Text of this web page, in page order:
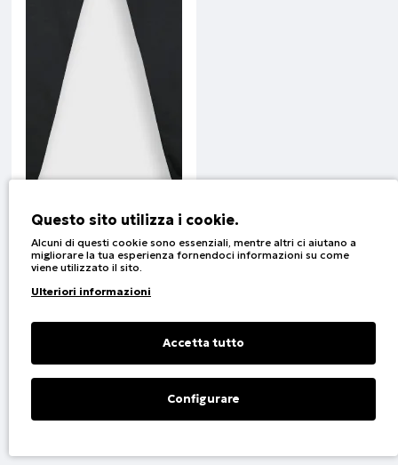
Set PAOK FC | Nero
Codice: 400-030-0
1 2
Questo sito utilizza i cookie.
Alcuni di questi cookie sono essenziali, mentre altri ci aiutano a
migliorare la tua esperienza fornendoci informazioni su come
viene utilizzato il sito.
Ulteriori informazioni
Accetta tutto
Configurare